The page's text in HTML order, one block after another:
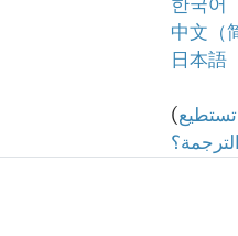
中文（
日本語
(
الترجمة؟